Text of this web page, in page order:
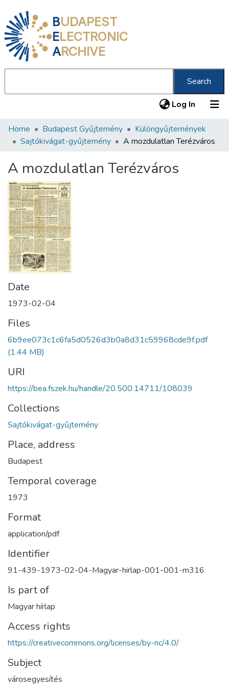
BUDAPEST
ELECTRONIC
ARCHIVE
Search
Log In (current)
Communities & Collections
Statistics
About us
Home Budapest Gyűjtemény
Különgyűjtemények
Sajtókivágat-gyűjtemény
A mozdulatlan Terézváros
A mozdulatlan Terézváros
Date
1973-02-04
Files
6b9ee073c1c6fa5d0526d3b0a8d31c59968cde9f.pdf
(1.44 MB)
URI
https://bea.fszek.hu/handle/20.500.14711/108039
Collections
Sajtókivágat-gyűjtemény
Place, address
Budapest
Temporal coverage
1973
Format
application/pdf
Identifier
91-439-1973-02-04-Magyar-hirlap-001-001-m316
Is part of
Magyar hírlap
Access rights
https://creativecommons.org/licenses/by-nc/4.0/
Subject
városegyesítés